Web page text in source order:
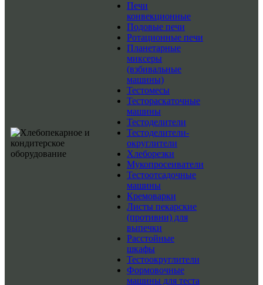
Печи
конвекционные
Подовые печи
Ротационные печи
Планетарные
миксеры
(взбивальные
машины)
Тестомесы
Тестораскаточные
машины
Тестоделители
Тестоделители-
округлители
Хлеборезки
Мукопросеиватели
Тестоотсадочные
машины
Кремоварки
Листы пекарские
(противни) для
выпечки
Расстойные
шкафы
Тестоокруглители
Формовочные
машины для теста